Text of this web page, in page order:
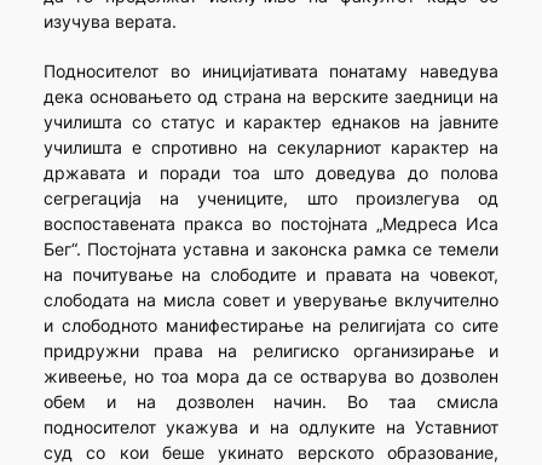
изучува верата.
Подносителот во иницијативата понатаму наведува
дека основањето од страна на верските заедници на
училишта со статус и карактер еднаков на јавните
училишта е спротивно на секуларниот карактер на
државата и поради тоа што доведува до полова
сегрегација на учениците, што произлегува од
воспоставената пракса во постојната „Mедреса Иса
Бег“. Постојната уставна и законска рамка се темели
на почитување на слободите и правата на човекот,
слободата на мисла совет и уверување вклучително
и слободното манифестирање на религијата со сите
придружни права на религиско организирање и
живеење, но тоа мора да се остварува во дозволен
обем и на дозволен начин. Во таа смисла
подносителот укажува и на одлуките на Уставниот
суд со кои беше укинато верското образование,